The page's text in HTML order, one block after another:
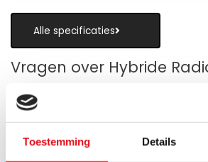
Toestemming Details
Alle specificaties
Vragen over Hybride